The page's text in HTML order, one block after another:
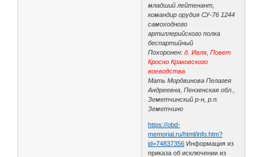
младший лейтенант,
командир орудия СУ-76 1244
самоходного
артиллерийского полка
беспартийный
Похоронен:д. Ивля, Повет
Кросно Краковского
воеводства
Мать Мордвинова Пелагея
Андреевна, Пензенская обл.,
Земетчинский р-н, р.п.
Земетчино
https://obd-
memorial.ru/html/info.htm?
id=74837356 Информация из
приказа об исключении из